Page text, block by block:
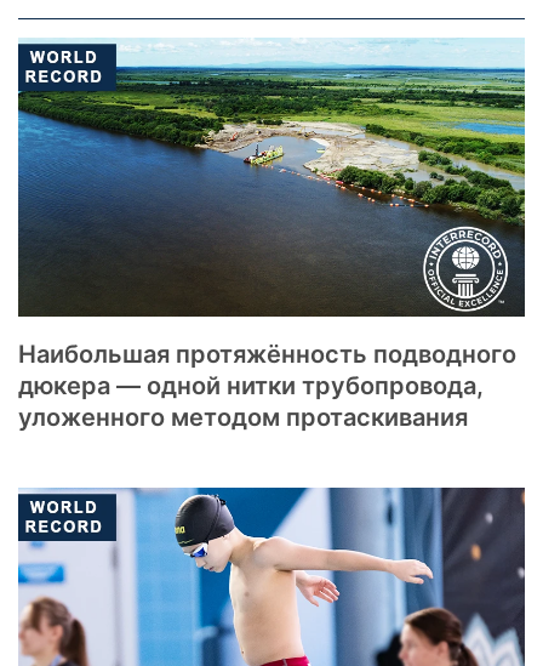
Наибольшая протяжённость подводного
дюкера — одной нитки трубопровода,
уложенного методом протаскивания